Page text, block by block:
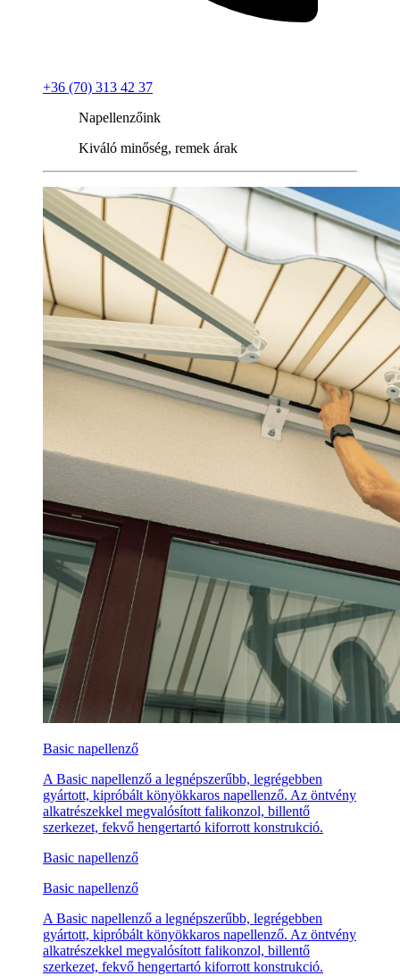
+36 (70) 313 42 37
Napellenzőink
Kiváló minőség, remek árak
Basic napellenző
A Basic napellenző a legnépszerűbb, legrégebben
gyártott, kipróbált könyökkaros napellenző. Az öntvény
alkatrészekkel megvalósított falikonzol, billentő
szerkezet, fekvő hengertartó kiforrott konstrukció.
Basic napellenző
Basic napellenző
A Basic napellenző a legnépszerűbb, legrégebben
gyártott, kipróbált könyökkaros napellenző. Az öntvény
alkatrészekkel megvalósított falikonzol, billentő
szerkezet, fekvő hengertartó kiforrott konstrukció.